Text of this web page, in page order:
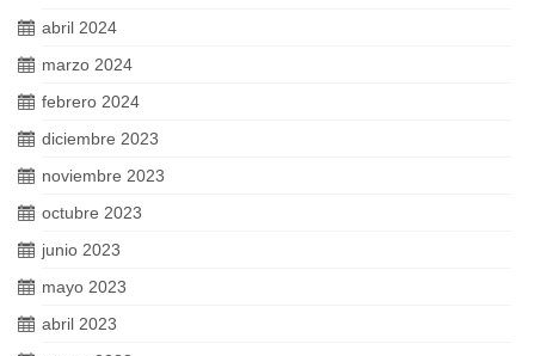
abril 2024
marzo 2024
febrero 2024
diciembre 2023
noviembre 2023
octubre 2023
junio 2023
mayo 2023
abril 2023